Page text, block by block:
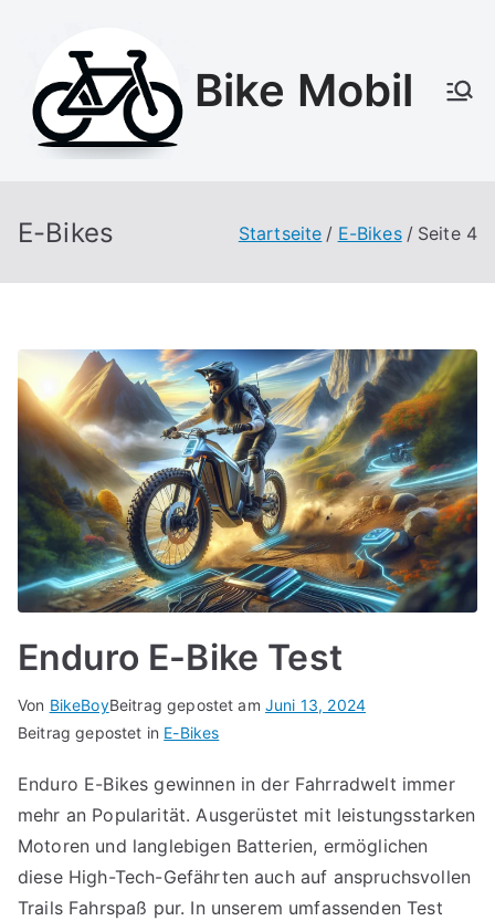
springen
Bike Mobil
E-Bikes Startseite E-Bikes Seite 4
Enduro E-Bike Test
Von BikeBoyBeitrag gepostet am Juni 13, 2024
Beitrag gepostet in E-Bikes
Enduro E-Bikes gewinnen in der Fahrradwelt immer
mehr an Popularität. Ausgerüstet mit leistungsstarken
Motoren und langlebigen Batterien, ermöglichen
diese High-Tech-Gefährten auch auf anspruchsvollen
Trails Fahrspaß pur. In unserem umfassenden Test